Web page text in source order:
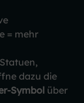
= mehr
dazu die
Symbol über